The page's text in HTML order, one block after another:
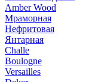
Amber Wood
Мраморная
Нефритовая
Янтарная
Challe
Boulogne
Versailles